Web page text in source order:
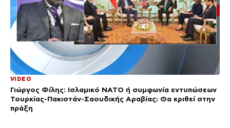
VIDEO
Γιώργος Φίλης: Ισλαμικό ΝΑΤΟ ή συμφωνία εντυπώσεων
Τουρκίας-Πακιστάν-Σαουδικής Αραβίας; Θα κριθεί στην
πράξη